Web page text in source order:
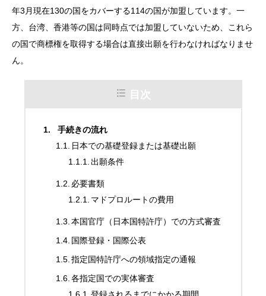
年3月現在130の国をカバーする114の国が加盟しています。一
方、台湾、香港等の国は同時点では加盟していないため、これら
の国で商標権を取得する場合は直接出願を行わなければなりませ
ん。
目次
手続きの流れ
日本での基礎登録または基礎出願
出願条件
必要書類
マドプロルートの費用
本国官庁（日本国特許庁）での方式審査
国際登録・国際公表
指定国特許庁への領域指定の通報
各指定国での実体審査
登録されるまでにかかる期間